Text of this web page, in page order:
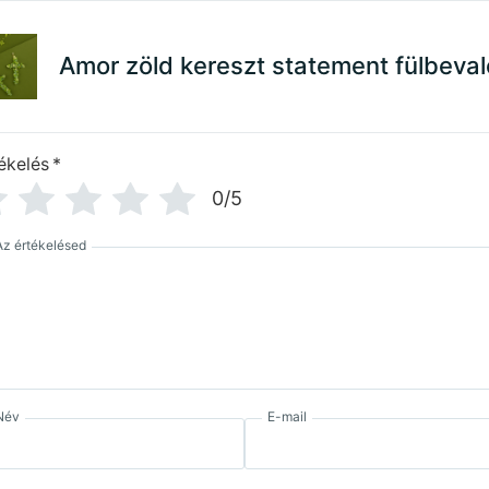
Amor zöld kereszt statement
*
0/5
értékelésed
E-mail